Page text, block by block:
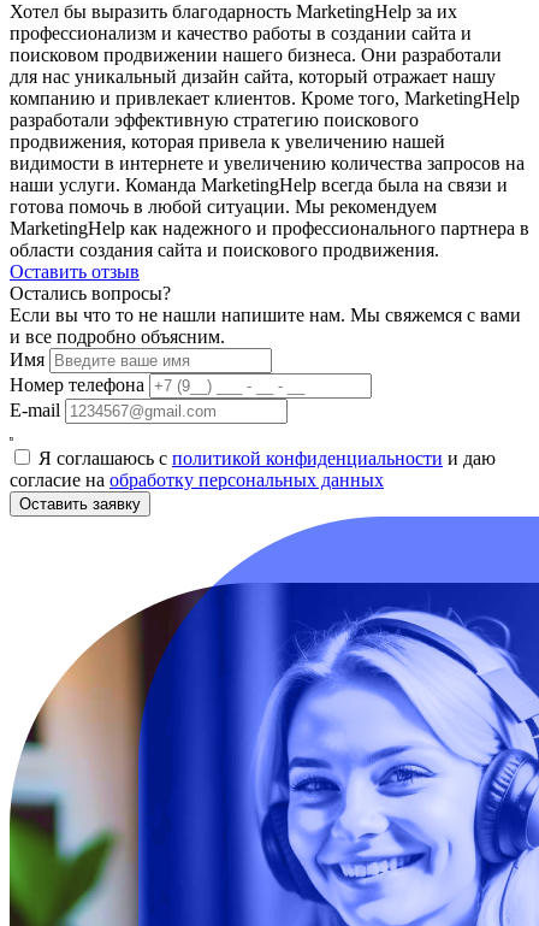
Хотел бы выразить благодарность MarketingHelp за их
профессионализм и качество работы в создании сайта и
поисковом продвижении нашего бизнеса. Они разработали
для нас уникальный дизайн сайта, который отражает нашу
компанию и привлекает клиентов. Кроме того, MarketingHelp
разработали эффективную стратегию поискового
продвижения, которая привела к увеличению нашей
видимости в интернете и увеличению количества запросов на
наши услуги. Команда MarketingHelp всегда была на связи и
готова помочь в любой ситуации. Мы рекомендуем
MarketingHelp как надежного и профессионального партнера в
области создания сайта и поискового продвижения.
Оставить отзыв
Остались вопросы?
Если вы что то не нашли напишите нам. Мы свяжемся с вами
и все подробно объясним.
Имя
Номер телефона
E-mail
Я соглашаюсь с политикой конфиденциальности и даю
согласие на обработку персональных данных